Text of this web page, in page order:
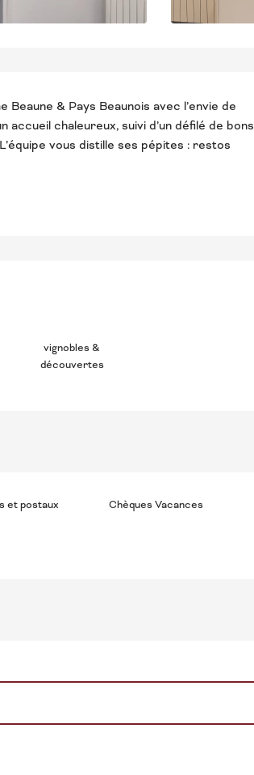
Beaune & Pays Beaunois avec l’envie de
chaleureux, suivi d’un défilé de bons
vous distille ses pépites : restos
vignobles &
découvertes
et postaux Chèques Vacances